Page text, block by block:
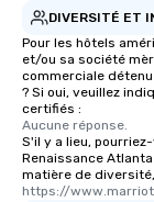
DIVERSITÉ ET
Pour les hôtels
et/ou sa société
commerciale
? Si oui, veuillez
certifiés :
Aucune réponse.
S'il y a lieu,
Renaissance
matière de
https://